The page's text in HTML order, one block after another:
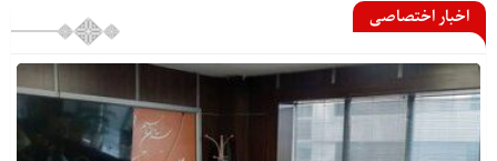
اخبار اختصاصی